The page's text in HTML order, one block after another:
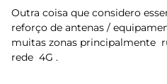
Outra coisa que considero
reforço de antenas /
muitas zonas principalmente
rede 4G .